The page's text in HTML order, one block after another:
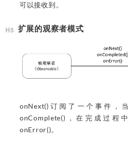
可以接收到。
扩展的观察者模式
onNext()订阅了一个事件，
onComplete()，在完成过程
onError()。